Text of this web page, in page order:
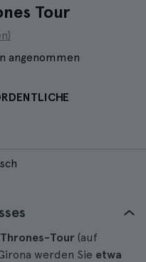
Tour
angenommen
Tour (auf
werden Sie etwa